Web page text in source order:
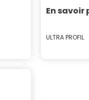
En savoir
ULTRA PROFIL